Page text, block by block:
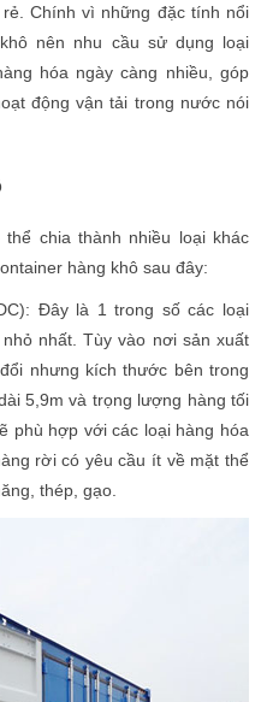
Chính vì những đặc tính nổi
nên nhu cầu sử dụng loại
hóa ngày càng nhiều, góp
động vận tải trong nước nói
chia thành nhiều loại khác
hàng khô sau đây:
Đây là 1 trong số các loại
nhất. Tùy vào nơi sản xuất
nhưng kích thước bên trong
5,9m và trọng lượng hàng tối
phù hợp với các loại hàng hóa
rời có yêu cầu ít về mặt thể
thép, gạo.